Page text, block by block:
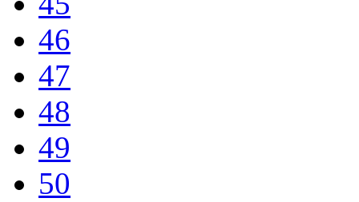
46
47
48
49
50